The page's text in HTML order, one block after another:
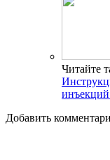
Читайте
Добавить